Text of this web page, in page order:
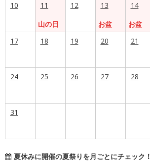
10
11
山の日
12
13
お盆
14
お盆
17
18 19 20 21
24 25 26 27 28
31
夏休みに開催の夏祭りを月ごとにチェック！